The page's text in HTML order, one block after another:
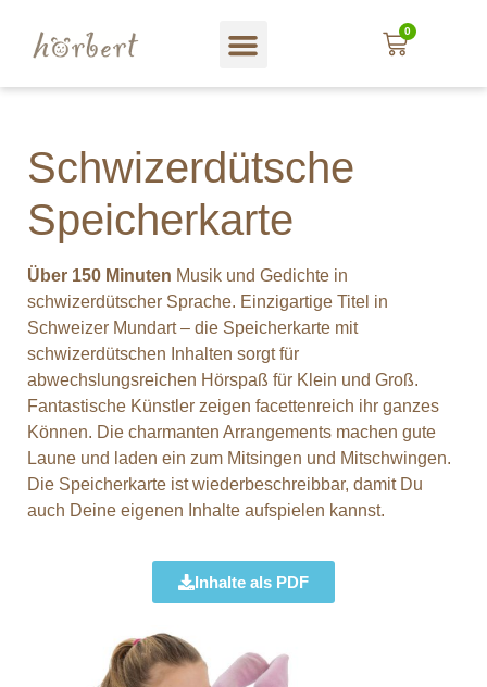
0
Schwizerdütsche
Speicherkarte
Über 150 Minuten Musik und Gedichte in
schwizerdütscher Sprache. Einzigartige Titel in
Schweizer Mundart – die Speicherkarte mit
schwizerdütschen Inhalten sorgt für
abwechslungsreichen Hörspaß für Klein und Groß.
Fantastische Künstler zeigen facettenreich ihr ganzes
Können. Die charmanten Arrangements machen gute
Laune und laden ein zum Mitsingen und Mitschwingen.
Die Speicherkarte ist wiederbeschreibbar, damit Du
auch Deine eigenen Inhalte aufspielen kannst.
Inhalte als PDF